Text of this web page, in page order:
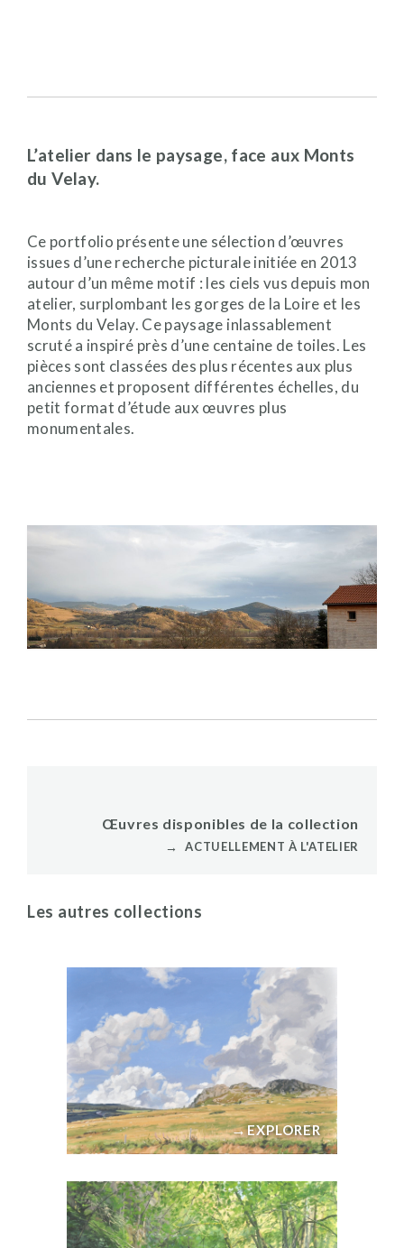
L’atelier dans le paysage, face aux Monts
du Velay.
Ce portfolio présente une sélection d’œuvres
issues d’une recherche picturale initiée en 2013
autour d’un même motif : les ciels vus depuis mon
atelier, surplombant les gorges de la Loire et les
Monts du Velay. Ce paysage inlassablement
scruté a inspiré près d’une centaine de toiles. Les
pièces sont classées des plus récentes aux plus
anciennes et proposent différentes échelles, du
petit format d’étude aux œuvres plus
monumentales.
Œuvres disponibles de la collection
→ ACTUELLEMENT À L'ATELIER
Les autres collections
→EXPLORER